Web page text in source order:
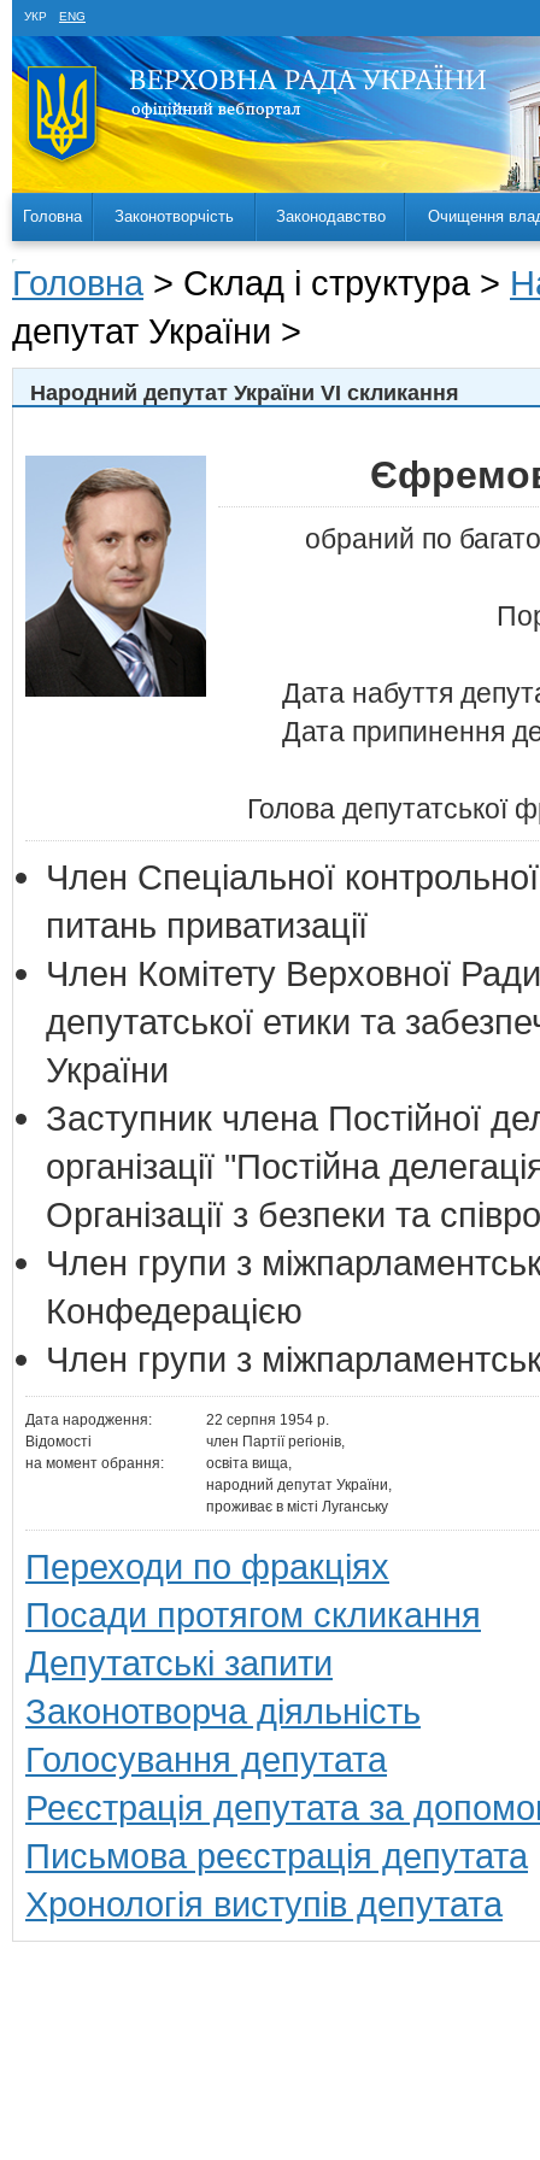
УКР ENG
Головна Законотворчість Законодавство Очищення
Головна > Склад і структура >
депутат України >
Народний депутат України VI скликання
обраний по
Дата набуття
Дата припинення
Голова депутатської
Член Спеціальної
питань приватизації
Член Комітету Верховної
депутатської етики та
України
Заступник члена Постійної
організації "Постійна
Організації з безпеки та
Член групи з
Конфедерацією
Член групи з
Дата народження:
22 серпня 1954 р.
Відомості
на момент обрання:
член Партії регіонів,
освіта вища,
народний депутат України,
проживає в місті Луганську
Переходи по фракціях
Посади протягом скликання
Депутатські запити
Законотворча діяльність
Голосування депутата
Реєстрація депутата за
Письмова реєстрація депутата
Хронологія виступів депутата